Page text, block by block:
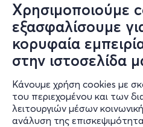
Χρησιμοποιούμε
εξασφαλίσουμε
κορυφαία
στην ιστοσελίδα
Κάνουμε χρήση cookies με
του περιεχομένου και των
λειτουργιών μέσων
ανάλυση της
Πληροφορίες
Υποστήριξη
Stay Connected